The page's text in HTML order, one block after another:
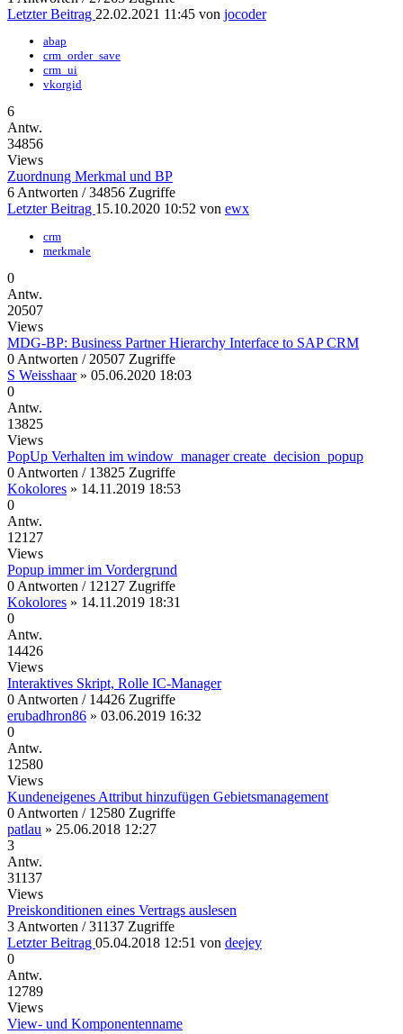
Letzter Beitrag 22.02.2021 11:45 von jocoder
abap
crm_order_save
crm_ui
vkorgid
6
Antw.
34856
Views
Zuordnung Merkmal und BP
6 Antworten / 34856 Zugriffe
Letzter Beitrag 15.10.2020 10:52 von ewx
crm
merkmale
0
Antw.
20507
Views
MDG-BP: Business Partner Hierarchy Interface to SAP CRM
0 Antworten / 20507 Zugriffe
S Weisshaar» 05.06.2020 18:03
0
Antw.
13825
Views
PopUp Verhalten im window_manager create_decision_popup
0 Antworten / 13825 Zugriffe
Kokolores » 14.11.2019 18:53
0
Antw.
12127
Views
Popup immer im Vordergrund
0 Antworten / 12127 Zugriffe
Kokolores » 14.11.2019 18:31
0
Antw.
14426
Views
Interaktives Skript, Rolle IC-Manager
0 Antworten / 14426 Zugriffe
erubadhron86 » 03.06.2019 16:32
0
Antw.
12580
Views
Kundeneigenes Attribut hinzufügen Gebietsmanagement
0 Antworten / 12580 Zugriffe
patlau » 25.06.2018 12:27
3
Antw.
31137
Views
Preiskonditionen eines Vertrags auslesen
3 Antworten / 31137 Zugriffe
Letzter Beitrag 05.04.2018 12:51 von deejey
0
Antw.
12789
Views
View- und Komponentenname